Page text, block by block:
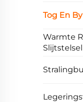
Tog En
Warmte